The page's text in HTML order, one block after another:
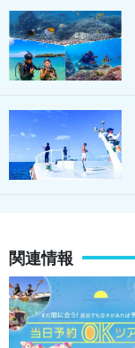
関連情報